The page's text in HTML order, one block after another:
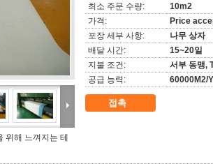
위해 느껴지는 테
최소 주문 수량:
10m2
가격:
Price
포장 세부 사항:
나무 상자
배달 시간:
15~20일
지불 조건:
서부 동맹,
공급 능력:
60000M2/
접촉